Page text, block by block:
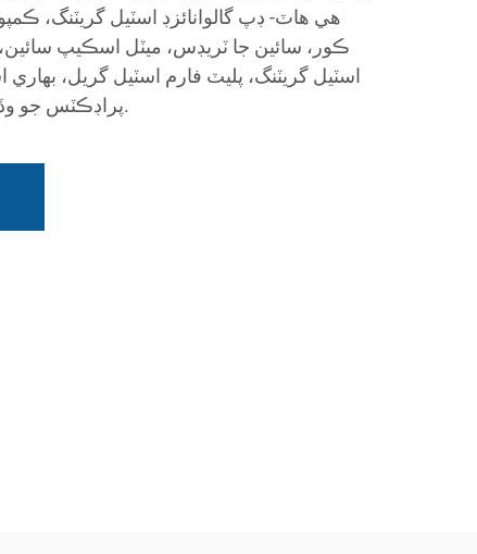
هي هاٽ- ڊپ گالوانائزڊ اسٽيل گريٽنگ،
ڪور، سائين جا ٽريڊس، ميٽل اسڪيپ
اسٽيل گريٽنگ، پليٽ فارم اسٽيل گريل، بھاري
پراڊڪٽس جو وڏي پئماني تي پيداوار ڪندڙ آهي.